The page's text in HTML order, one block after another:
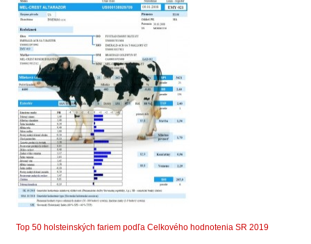
Top 50 holsteinských fariem podľa Celkového hodnotenia SR 2019